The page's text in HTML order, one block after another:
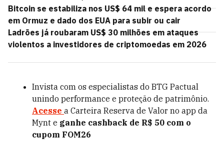
Bitcoin se estabiliza nos US$ 64 mil e espera acordo
em Ormuz e dado dos EUA para subir ou cair
Ladrões já roubaram US$ 30 milhões em ataques
violentos a investidores de criptomoedas em 2026
Invista com os especialistas do BTG Pactual
unindo performance e proteção de patrimônio.
Acesse a Carteira Reserva de Valor no app da
Mynt e ganhe cashback de R$ 50 com o
cupom FOM26